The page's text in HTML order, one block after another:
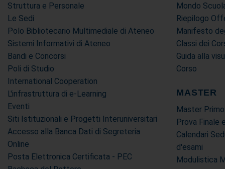
Struttura e Personale
Le Sedi
Polo Bibliotecario Multimediale di Ateneo
Sistemi Informativi di Ateneo
Bandi e Concorsi
Poli di Studio
International Cooperation
L'infrastruttura di e-Learning
Eventi
Siti Istituzionali e Progetti Interuniversitari
Accesso alla Banca Dati di Segreteria
Online
Posta Elettronica Certificata - PEC
Mondo
Riepilogo
Manifesto
Classi dei
Guida alla
Corso
MASTER
Master
Prova Finale
Calendari
d'esami
Modulistica